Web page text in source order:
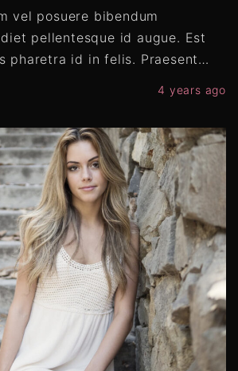
vel posuere bibendum
pellentesque id augue. Est
pharetra id in felis. Praesent…
4 years ago